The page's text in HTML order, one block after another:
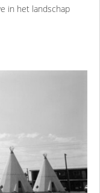
in het landschap